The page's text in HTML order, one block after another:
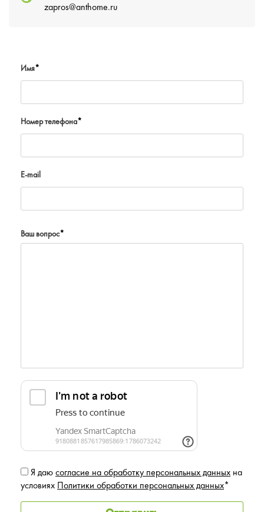
zapros@anthome.ru
Имя*
Номер телефона*
E-mail
Ваш вопрос*
Я даю согласие на обработку персональных данных на
условиях Политики обработки персональных данных*